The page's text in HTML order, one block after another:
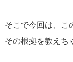
そこで今回は、こ
その根拠を教えち